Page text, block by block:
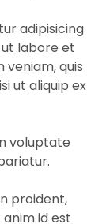
adipisicing
labore et
veniam, quis
ut aliquip ex
voluptate
proident,
id est